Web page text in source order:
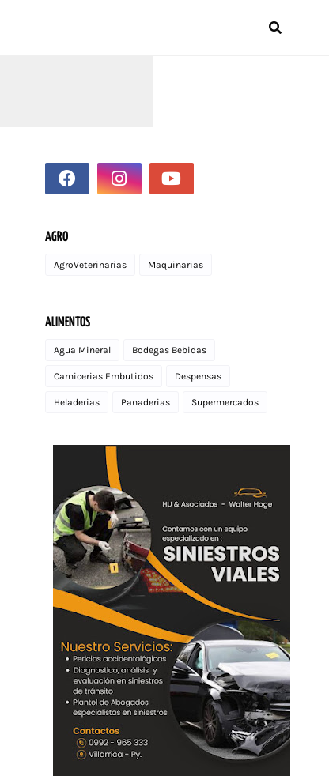
AGRO
AgroVeterinarias Maquinarias
ALIMENTOS
Agua Mineral Bodegas Bebidas
Carnicerias Embutidos Despensas
Heladerias Panaderias Supermercados